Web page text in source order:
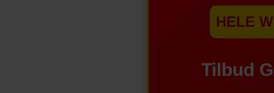
HELE
Tilbud